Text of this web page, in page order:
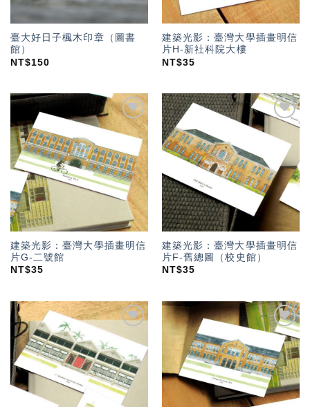
臺大好日子楓木印章（圖書
館）
NT$150
建築光影：臺灣大學插畫明信
片H-新社科院大樓
NT$35
加入
「願
望輕
單」
建築光影：臺灣大學插畫明信
片G-二號館
NT$35
加入
「願
望輕
單」
建築光影：臺灣大學插畫明信
片F-舊總圖（校史館）
NT$35
加入
「願
望輕
單」
加入
「願
望輕
單」